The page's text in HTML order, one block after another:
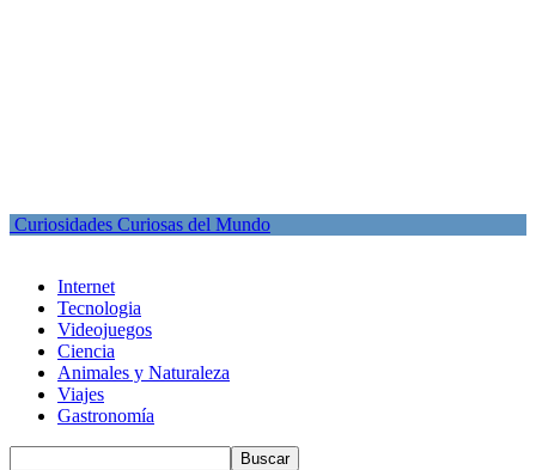
Curiosidades Curiosas del Mundo
Internet
Tecnologia
Videojuegos
Ciencia
Animales y Naturaleza
Viajes
Gastronomía